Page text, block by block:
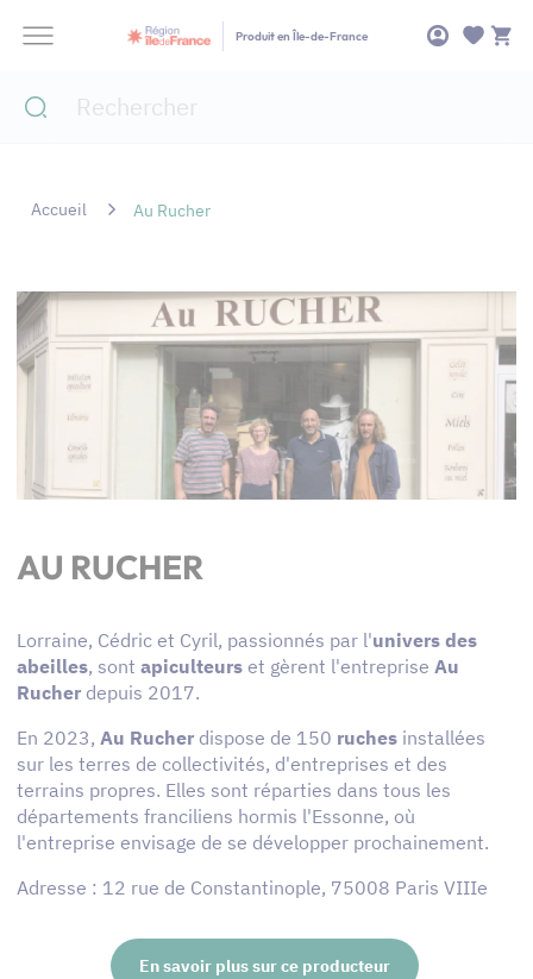
Produit en Île-de-France
Accueil Au Rucher
AU RUCHER
Lorraine, Cédric et Cyril, passionnés par l'univers des
abeilles, sont apiculteurs et gèrent l'entreprise Au
Rucher depuis 2017.
En 2023, Au Rucher dispose de 150 ruches installées
sur les terres de collectivités, d'entreprises et des
terrains propres. Elles sont réparties dans tous les
départements franciliens hormis l'Essonne, où
l'entreprise envisage de se développer prochainement.
Adresse : 12 rue de Constantinople, 75008 Paris VIIIe
En savoir plus sur ce producteur